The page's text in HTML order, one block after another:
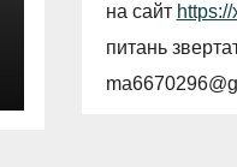
на сайт
питань